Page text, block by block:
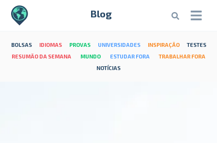
Blog
BOLSAS IDIOMAS PROVAS UNIVERSIDADES INSPIRAÇÃO
TESTES
RESUMÃO DA SEMANA
MUNDO ESTUDAR FORA
TRABALHAR FORA
NOTÍCIAS